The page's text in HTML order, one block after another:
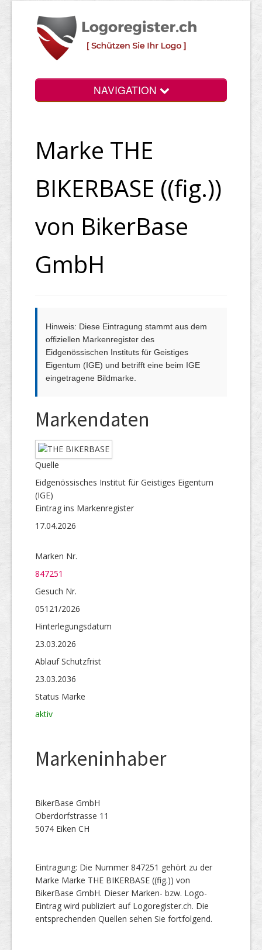
NAVIGATION
Login
Preise
Rechtliche Infos
Marke THE
BIKERBASE ((fig.))
von BikerBase
GmbH
Hinweis: Diese Eintragung stammt aus dem
offiziellen Markenregister des
Eidgenössischen Instituts für Geistiges
Eigentum (IGE) und betrifft eine beim IGE
eingetragene Bildmarke.
Markendaten
Quelle
Eidgenössisches Institut für Geistiges Eigentum
(IGE)
Eintrag ins Markenregister
17.04.2026
Marken Nr.
847251
Gesuch Nr.
05121/2026
Hinterlegungs­datum
23.03.2026
Ablauf Schutzfrist
23.03.2036
Status Marke
aktiv
Markeninhaber
BikerBase GmbH
Oberdorfstrasse 11
5074 Eiken CH
Eintragung: Die Nummer 847251 gehört zu der
Marke Marke THE BIKERBASE ((fig.)) von
BikerBase GmbH. Dieser Marken- bzw. Logo-
Eintrag wird publiziert auf Logoregister.ch. Die
entsprechenden Quellen sehen Sie fortfolgend.